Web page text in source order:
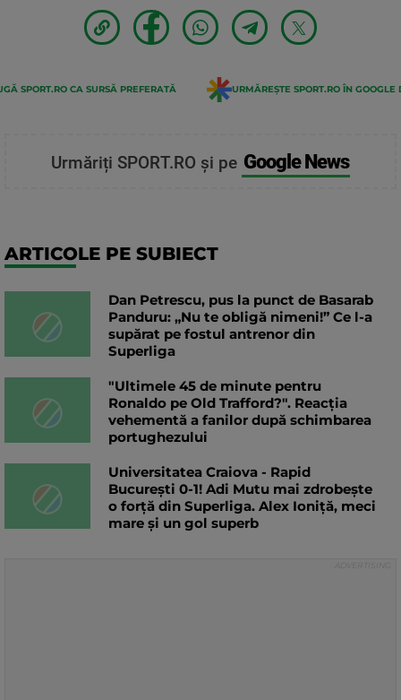
SPORT.RO CA SURSĂ PREFERATĂ URMĂREȘTE SPORT.RO ÎN GOOGLE
Urmăriți SPORT.RO și pe Google News
ARTICOLE PE SUBIECT
Dan Petrescu, pus la punct de Basarab
Panduru: „Nu te obligă nimeni!” Ce l-a
supărat pe fostul antrenor din
Superliga
"Ultimele 45 de minute pentru
Ronaldo pe Old Trafford?". Reacția
vehementă a fanilor după schimbarea
portughezului
Universitatea Craiova - Rapid
București 0-1! Adi Mutu mai zdrobește
o forță din Superliga. Alex Ioniță, meci
mare și un gol superb